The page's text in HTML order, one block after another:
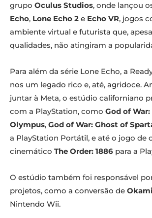
grupo Oculus Studios, onde lançou
Echo, Lone Echo 2 e Echo VR, jogos
ambiente virtual e futurista que,
qualidades, não atingiram a
Para além da série Lone Echo, a
nos um legado rico e, até, agridoce.
juntar à Meta, o estúdio californiano
com a PlayStation, como God of
Olympus, God of War: Ghost of
a PlayStation Portátil, e até o jogo de
cinemático The Order: 1886 para a
O estúdio também foi responsável
projetos, como a conversão de Okami
Nintendo Wii.